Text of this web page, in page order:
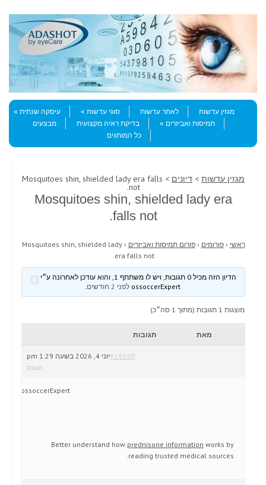
Menu
Skip to content
מגזין עדשות
לאתר עדשות סוגי עדשות
עיסקה שנתית
תמיסות ואביזרים
בדיקת ראיה מקצועית
מבצעים
כל המותגים
מגזין עדשות > דיונים > Mosquitoes shin, shielded lady era falls
not.
Mosquitoes shin, shielded lady era
falls not.
ראשי › פורומים › פורום תמיסות ואביזרים ›
Mosquitoes shin, shielded lady
era falls not.
הדיון הזה מכיל 0 תגובות, ויש לו משתתף 1, והוא עודכן לאחרונה ע״י
ossoccerExpert
לפני 2 חודשים .
מוצגות 1 תגובות (מתוך 1 סה״כ)
מאת תגובות
יוני 4, 2026 בשעה 1:29 pm#29390
תגובה
ossoccerExpert
Better understand how prednisone information works by
reading trusted medical sources.